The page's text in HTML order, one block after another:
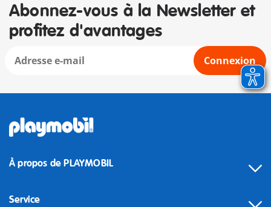
Abonnez-vous à la Newsletter et
profitez d'avantages
Connexion
À propos de PLAYMOBIL
Service